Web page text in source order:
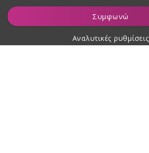
Συμφωνώ
Αναλυτικές ρυθμίσεις
Προσθήκη στο καλάθι